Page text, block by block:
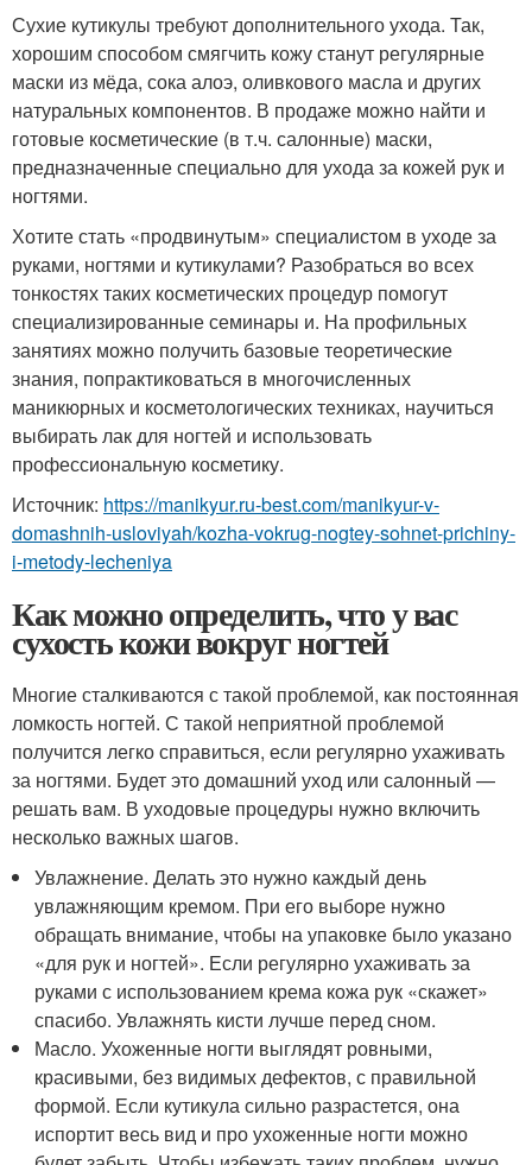
Сухие кутикулы требуют дополнительного ухода. Так,
хорошим способом смягчить кожу станут регулярные
маски из мёда, сока алоэ, оливкового масла и других
натуральных компонентов. В продаже можно найти и
готовые косметические (в т.ч. салонные) маски,
предназначенные специально для ухода за кожей рук и
ногтями.
Хотите стать «продвинутым» специалистом в уходе за
руками, ногтями и кутикулами? Разобраться во всех
тонкостях таких косметических процедур помогут
специализированные семинары и. На профильных
занятиях можно получить базовые теоретические
знания, попрактиковаться в многочисленных
маникюрных и косметологических техниках, научиться
выбирать лак для ногтей и использовать
профессиональную косметику.
Источник: https://manikyur.ru-best.com/manikyur-v-
domashnih-usloviyah/kozha-vokrug-nogtey-sohnet-prichiny-
i-metody-lecheniya
Как можно определить, что у вас
сухость кожи вокруг ногтей
Многие сталкиваются с такой проблемой, как постоянная
ломкость ногтей. С такой неприятной проблемой
получится легко справиться, если регулярно ухаживать
за ногтями. Будет это домашний уход или салонный —
решать вам. В уходовые процедуры нужно включить
несколько важных шагов.
Увлажнение. Делать это нужно каждый день
увлажняющим кремом. При его выборе нужно
обращать внимание, чтобы на упаковке было указано
«для рук и ногтей». Если регулярно ухаживать за
руками с использованием крема кожа рук «скажет»
спасибо. Увлажнять кисти лучше перед сном.
Масло. Ухоженные ногти выглядят ровными,
красивыми, без видимых дефектов, с правильной
формой. Если кутикула сильно разрастется, она
испортит весь вид и про ухоженные ногти можно